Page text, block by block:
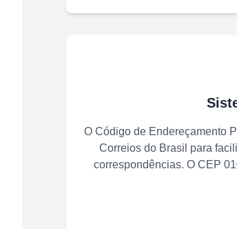
O Código de Endereçamento
Correios do Brasil para
correspondências. O CEP